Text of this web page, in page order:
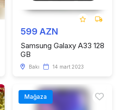
599 AZN
Samsung Galaxy A33 128
GB
Bakı 14 mart 2023
Mağaza